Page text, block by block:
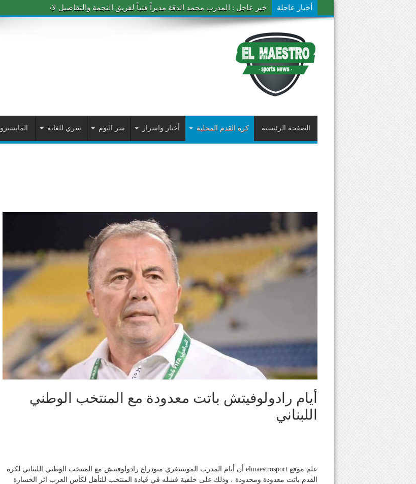
أخبار عاجلة خبر عاجل : المدرب محمد الدقة مديراً فنياً لفريق النجمة والتفاصيل لاحقاً
الصفحة الرئيسية كرة القدم المحلية أخبار واسرار سر اليوم سري للغاية المايسترو
أيام رادولوفيتش باتت معدودة مع المنتخب الوطني
اللبناني
علم موقع elmaestrosport أن أيام المدرب المونتنيغري ميودراغ رادولوفيتش مع المنتخب الوطني اللبناني لكرة
القدم باتت معدودة ومحدودة ، وذلك على خلفية فشله في قيادة المنتخب للتأهل لكأس العرب اثر الخسارة